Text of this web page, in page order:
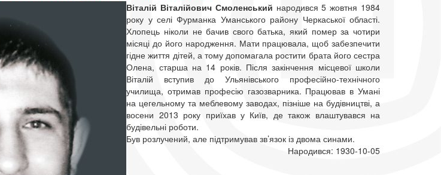
Віталій Віталійович Смоленський народився 5 жовтня 1984
року у селі Фурманка Уманського району Черкаської області.
Хлопець ніколи не бачив свого батька, який помер за чотири
місяці до його народження. Мати працювала, щоб забезпечити
гідне життя дітей, а тому допомагала ростити брата його сестра
Олена, старша на 14 років. Після закінчення місцевої школи
Віталій вступив до Ульянівського професійно-технічного
училища, отримав професію газозварника. Працював в Умані
на цегельному та меблевому заводах, пізніше на будівництві, а
восени 2013 року приїхав у Київ, де також влаштувався на
будівельні роботи.
Був розлучений, але підтримував зв’язок із двома синами.
Народився: 1930-10-05